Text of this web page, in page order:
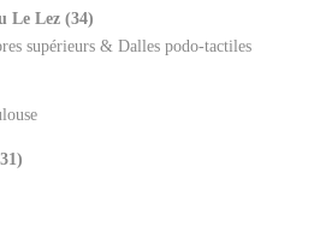
Le Lez (34)
supérieurs & Dalles podo-tactiles